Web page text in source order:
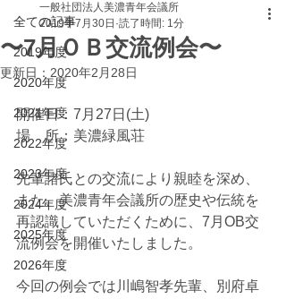
全ての記事
2019年度
2020年度
2021年度
2022年度
2023年度
2024年度
2025年度
2026年度
〜7月ＯＢ交流例会〜
一般社団法人美濃青年会議所
2019年7月30日 読了時間: 1分
更新日： 2020年2月28日
開催日：7月27日(土)
場    所：美濃緑風荘
先輩諸氏との交流により親睦を深め、
また、美濃青年会議所の歴史や伝統を
再認識していただくために、7月OB交
流例会を開催いたしました。
今回の例会では川嶋智孝先輩、別府卓